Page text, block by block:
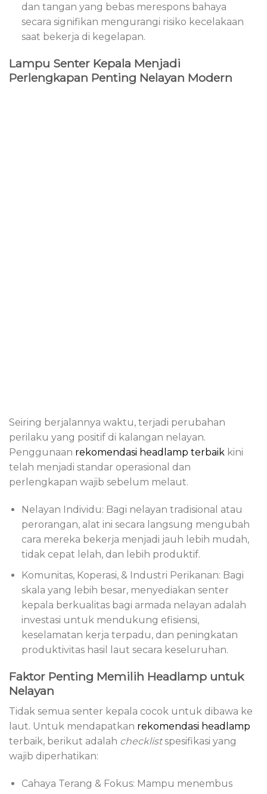
dan tangan yang bebas merespons bahaya
secara signifikan mengurangi risiko kecelakaan
saat bekerja di kegelapan.
Lampu Senter Kepala Menjadi
Perlengkapan Penting Nelayan Modern
Seiring berjalannya waktu, terjadi perubahan
perilaku yang positif di kalangan nelayan.
Penggunaan rekomendasi headlamp terbaik kini
telah menjadi standar operasional dan
perlengkapan wajib sebelum melaut.
Nelayan Individu: Bagi nelayan tradisional atau
perorangan, alat ini secara langsung mengubah
cara mereka bekerja menjadi jauh lebih mudah,
tidak cepat lelah, dan lebih produktif.
Komunitas, Koperasi, & Industri Perikanan: Bagi
skala yang lebih besar, menyediakan senter
kepala berkualitas bagi armada nelayan adalah
investasi untuk mendukung efisiensi,
keselamatan kerja terpadu, dan peningkatan
produktivitas hasil laut secara keseluruhan.
Faktor Penting Memilih Headlamp untuk
Nelayan
Tidak semua senter kepala cocok untuk dibawa ke
laut. Untuk mendapatkan rekomendasi headlamp
terbaik, berikut adalah checklistspesifikasi yang
wajib diperhatikan:
Cahaya Terang & Fokus: Mampu menembus